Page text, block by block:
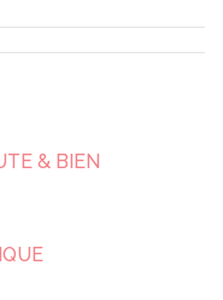
& BIEN